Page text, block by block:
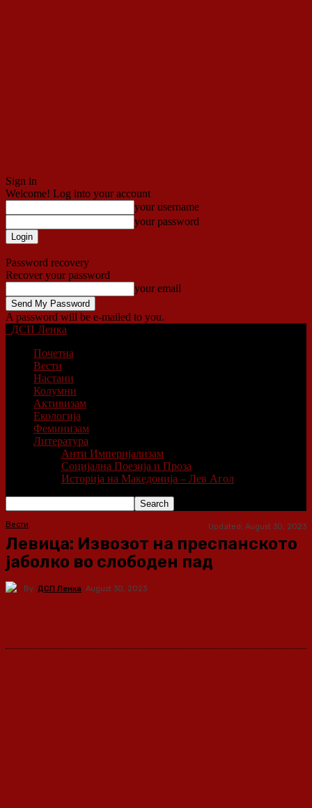
Sign in
Welcome! Log into your account
your username
your password
Password recovery
Recover your password
your email
A password will be e-mailed to you.
ДСП Ленка
Почетна
Вести
Настани
Колумни
Активизам
Екологија
Феминизам
Литература
Анти Империјализам
Социјална Поезија и Проза
Историја на Македонија – Лев Агол
Вести Updated: August 30, 2023
Левица: Извозот на преспанското
јаболко во слободен пад
By ДСП Ленка August 30, 2023